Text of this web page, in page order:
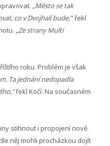
„Město se tak
co v Dvojhalí bude," řekl
„Ze strany Multi
roku. Problém je však
Ta jednání nedopadla
řekl Kočí. Na současném
stihnout i propojení nové
něj mohli procházkou dojít